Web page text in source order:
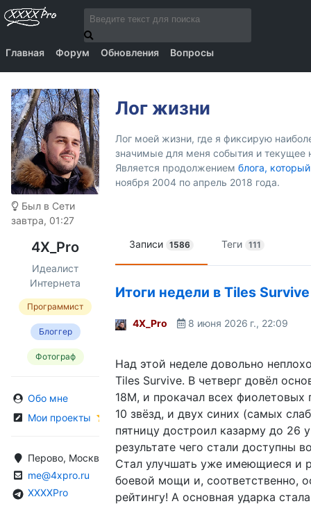
Главная Форум Обновления Вопросы
Был в Сети
завтра, 01:27
4X_Pro
Идеалист
Интернета
Программист
Блоггер
Фотограф
Обо мне
Мои проекты
Перово, Москва, Россия
me@4xpro.ru
XXXXPro
Лог жизни
Лог моей жизни, где я фиксирую
значимые для меня события и текущее
Является продолжением блога,
ноября 2004 по апрель 2018 года.
Записи 1586 Теги 111
Итоги недели в Tiles Survive
4X_Pro 8 июня 2026 г., 22:09
Над этой неделе довольно
Tiles Survive. В четверг довёл
18M, и прокачал всех фиолетовых
10 звёзд, и двух синих (самых
пятницу достроил казарму до 26
результате чего стали доступны
Стал улучшать уже имеющиеся и
боевой мощи и, соответственно,
рейтингу! А основная ударка